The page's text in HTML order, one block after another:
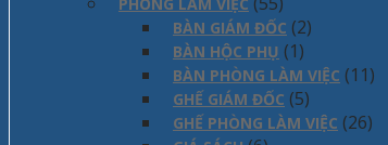
BÀN GIÁM ĐỐC (2)
BÀN HỘC PHỤ (1)
BÀN PHÒNG LÀM VIỆC (11)
GHẾ GIÁM ĐỐC (5)
GHẾ PHÒNG LÀM VIỆC (26)